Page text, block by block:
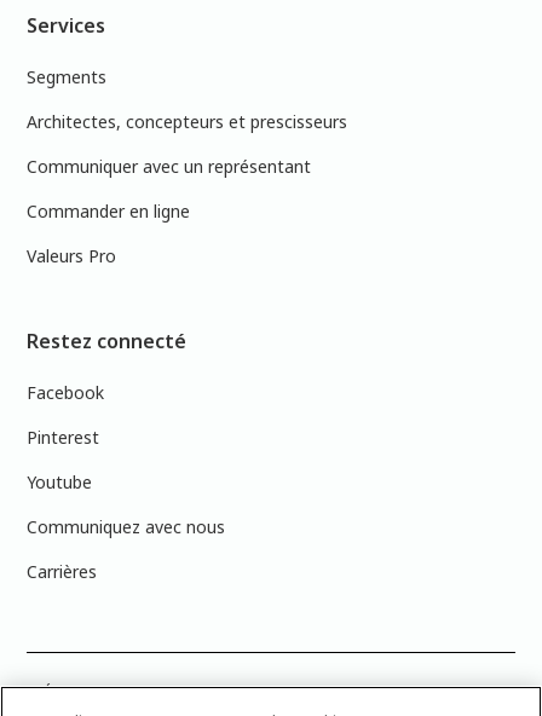
Services
Segments
Architectes, concepteurs et prescisseurs
Communiquer avec un représentant
Commander en ligne
Valeurs Pro
Restez connecté
Facebook
Pinterest
Youtube
Communiquez avec nous
Carrières
PRÉCISION DES COULEURS : Veuillez noter que les couleurs affichées à